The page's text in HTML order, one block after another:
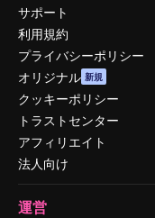
サポート
利用規約
プライバシーポリシー
オリジナル 新規
クッキーポリシー
トラストセンター
アフィリエイト
法人向け
運営